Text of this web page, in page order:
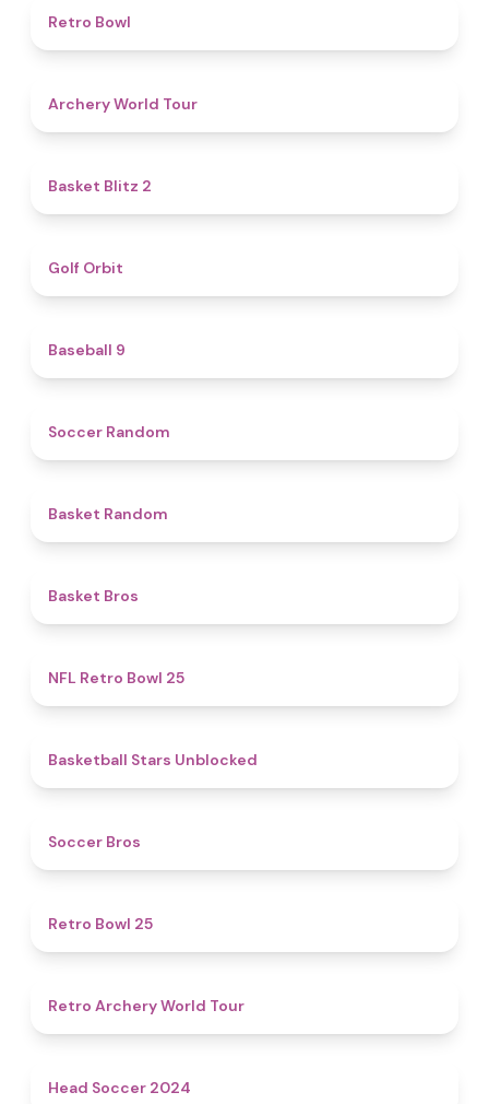
Retro Bowl
Archery World Tour
Basket Blitz 2
Golf Orbit
Baseball 9
Soccer Random
Basket Random
Basket Bros
NFL Retro Bowl 25
Basketball Stars Unblocked
Soccer Bros
Retro Bowl 25
Retro Archery World Tour
Head Soccer 2024